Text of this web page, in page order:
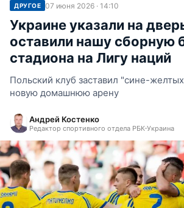
ДРУГОЕ 07 июня 2026 · 14:10
Украине указали на
оставили нашу сборную
стадиона на Лигу наций
Польский клуб заставил "сине-
новую домашнюю арену
Андрей Костенко
Редактор спортивного отдела РБК-Украина